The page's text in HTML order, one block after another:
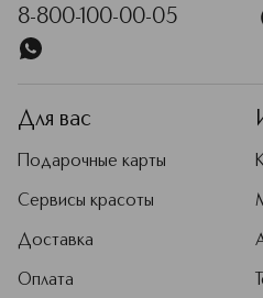
8-800-100-00-05
Для вас
Подарочные карты
Сервисы красоты
Доставка
Оплата